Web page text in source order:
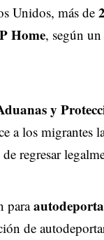
Unidos, más de
Home, según
y
a los migrantes
regresar
para
de